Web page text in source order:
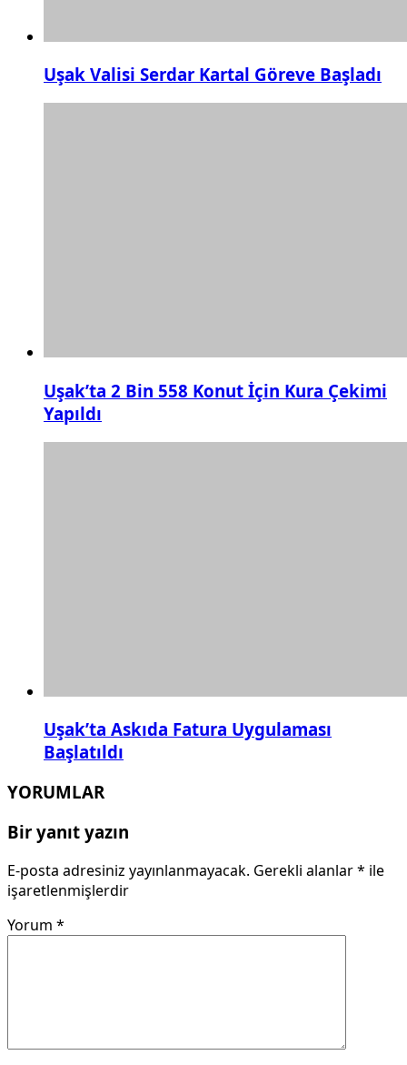
Uşak Valisi Serdar Kartal Göreve Başladı
Uşak’ta 2 Bin 558 Konut İçin Kura Çekimi
Yapıldı
Uşak’ta Askıda Fatura Uygulaması
Başlatıldı
YORUMLAR
Bir yanıt yazın
E-posta adresiniz yayınlanmayacak. Gerekli alanlar* ile
işaretlenmişlerdir
Yorum *